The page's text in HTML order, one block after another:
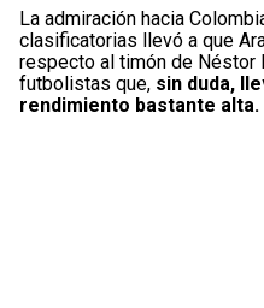
La admiración hacia
clasificatorias llevó a que
respecto al timón de Néstor
futbolistas que, sin duda,
rendimiento bastante alta.